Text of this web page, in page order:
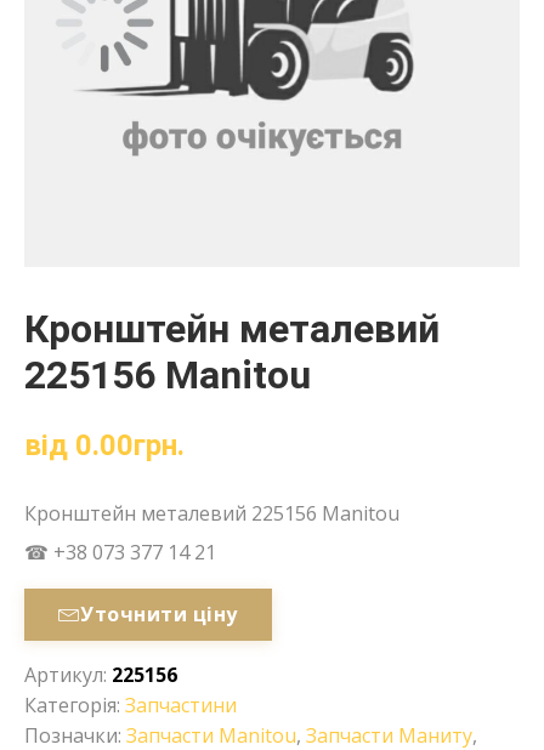
Кронштейн металевий
225156 Manitou
від 0.00грн.
Кронштейн металевий 225156 Manitou
☎ +38 073 377 14 21
Уточнити ціну
Артикул: 225156
Категорія: Запчастини
Позначки: Запчасти Manitou, Запчасти Маниту,